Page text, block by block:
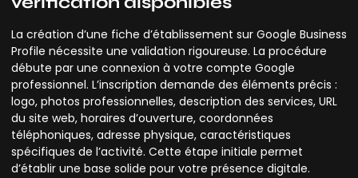
La création d’une fiche d’établissement sur Google Business
Profile nécessite une validation rigoureuse. La procédure
débute par une connexion à votre compte Google
professionnel. L’inscription demande des éléments précis :
logo, photos professionnelles, description des services, URL
du site web, horaires d’ouverture, coordonnées
téléphoniques, adresse physique, caractéristiques
spécifiques de l’activité. Cette étape initiale permet
d’établir une base solide pour votre présence digitale.